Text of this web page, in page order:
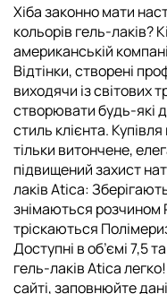
Хіба законно мати
кольорів гель-лаків?
американській
Відтінки, створені
виходячи із світових
створювати будь-які
стиль клієнта.
тільки витончене,
підвищений захист
лаків Atica:
знімаються
тріскаються
Доступні в об’ємі 7,5
гель-лаків Atica
сайті, заповнюйте